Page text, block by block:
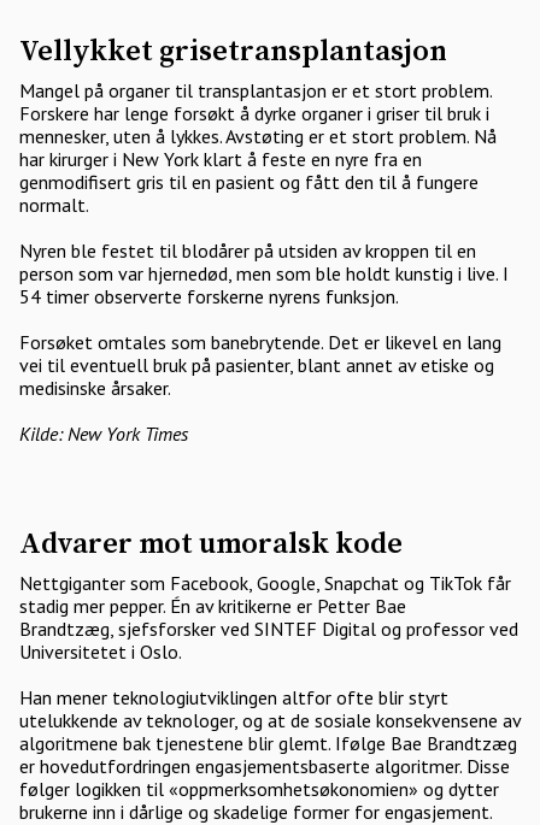
Vellykket grisetransplantasjon
Mangel på organer til transplantasjon er et stort problem.
Forskere har lenge forsøkt å dyrke organer i griser til bruk i
mennesker, uten å lykkes. Avstøting er et stort problem. Nå
har kirurger i New York klart å feste en nyre fra en
genmodifisert gris til en pasient og fått den til å fungere
normalt.
Nyren ble festet til blodårer på utsiden av kroppen til en
person som var hjernedød, men som ble holdt kunstig i live. I
54 timer observerte forskerne nyrens funksjon.
Forsøket omtales som banebrytende. Det er likevel en lang
vei til eventuell bruk på pasienter, blant annet av etiske og
medisinske årsaker.
Kilde: New York Times
Advarer mot umoralsk kode
Nettgiganter som Facebook, Google, Snapchat og TikTok får
stadig mer pepper. Én av kritikerne er Petter Bae
Brandtzæg, sjefsforsker ved SINTEF Digital og professor ved
Universitetet i Oslo.
Han mener teknologiutviklingen altfor ofte blir styrt
utelukkende av teknologer, og at de sosiale konsekvensene av
algoritmene bak tjenestene blir glemt. Ifølge Bae Brandtzæg
er hovedutfordringen engasjementsbaserte algoritmer. Disse
følger logikken til «oppmerksomhets­økonomien» og dytter
brukerne inn i dårlige og skadelige former for engasjement.